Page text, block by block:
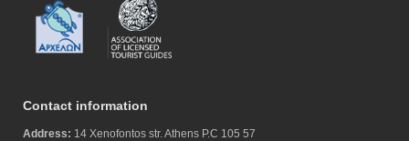
Contact information
Address: 14 Xenofontos str. Athens P.C 105 57